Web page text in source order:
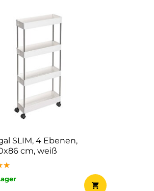
SLIM, 4 Ebenen,
cm, weiß